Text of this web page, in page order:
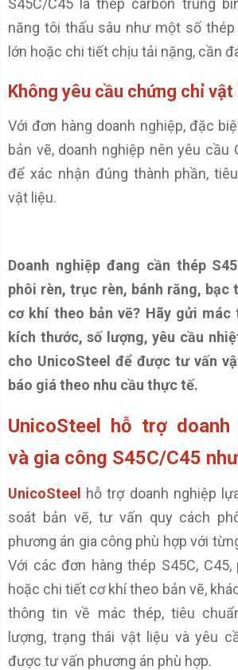
S45C/C45 là thép carbon trung
năng tôi thấu sâu như một số
lớn hoặc chi tiết chịu tải nặng, cần
Không yêu cầu chứng chỉ vật
Với đơn hàng doanh nghiệp, đặc
bản vẽ, doanh nghiệp nên yêu cầu
để xác nhận đúng thành phần,
vật liệu.
Doanh nghiệp đang cần thép
phôi rèn, trục rèn, bánh răng,
cơ khí theo bản vẽ? Hãy gửi mác
kích thước, số lượng, yêu cầu
cho UnicoSteel để được tư vấn
báo giá theo nhu cầu thực tế.
UnicoSteel hỗ trợ doanh
và gia công S45C/C45
UnicoSteel
hỗ trợ doanh nghiệp
soát bản vẽ, tư vấn quy cách
phương án gia công phù hợp với
Với các đơn hàng thép S45C,
hoặc chi tiết cơ khí theo bản vẽ,
thông tin về mác thép, tiêu
lượng, trạng thái vật liệu và yêu
được tư vấn phương án phù hợp.